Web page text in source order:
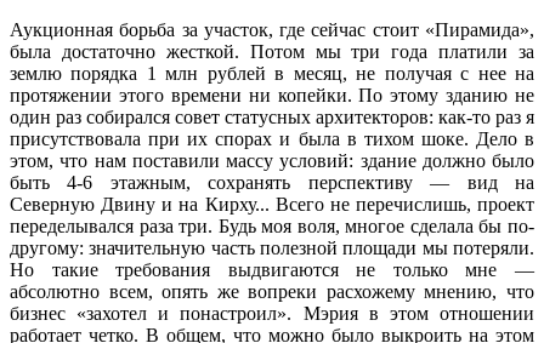
Аукционная борьба за участок, где сейчас стоит «Пирамида»,
была достаточно жесткой. Потом мы три года платили за
землю порядка 1 млн рублей в месяц, не получая с нее на
протяжении этого времени ни копейки. По этому зданию не
один раз собирался совет статусных архитекторов: как-то раз я
присутствовала при их спорах и была в тихом шоке. Дело в
этом, что нам поставили массу условий: здание должно было
быть 4-6 этажным, сохранять перспективу — вид на
Северную Двину и на Кирху... Всего не перечислишь, проект
переделывался раза три. Будь моя воля, многое сделала бы по-
другому: значительную часть полезной площади мы потеряли.
Но такие требования выдвигаются не только мне —
абсолютно всем, опять же вопреки расхожему мнению, что
бизнес «захотел и понастроил». Мэрия в этом отношении
работает четко. В общем, что можно было выкроить на этом